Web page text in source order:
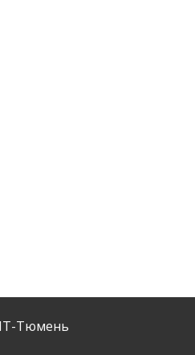
Тюмень